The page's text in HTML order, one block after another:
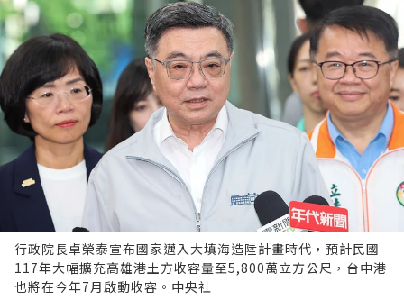
行政院長卓榮泰宣布國家邁入大填海造陸計畫時代，預計民國
117年大幅擴充高雄港土方收容量至5,800萬立方公尺，台中港
也將在今年7月啟動收容。中央社